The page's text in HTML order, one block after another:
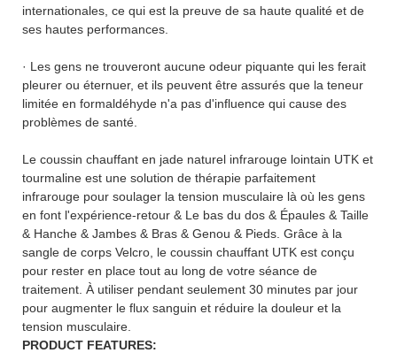
internationales, ce qui est la preuve de sa haute qualité et de
ses hautes performances.
· Les gens ne trouveront aucune odeur piquante qui les ferait
pleurer ou éternuer, et ils peuvent être assurés que la teneur
limitée en formaldéhyde n'a pas d'influence qui cause des
problèmes de santé.
Le coussin chauffant en jade naturel infrarouge lointain UTK et
tourmaline est une solution de thérapie parfaitement
infrarouge pour soulager la tension musculaire là où les gens
en font l'expérience-retour & Le bas du dos & Épaules & Taille
& Hanche & Jambes & Bras & Genou & Pieds. Grâce à la
sangle de corps Velcro, le coussin chauffant UTK est conçu
pour rester en place tout au long de votre séance de
traitement. À utiliser pendant seulement 30 minutes par jour
pour augmenter le flux sanguin et réduire la douleur et la
tension musculaire.
PRODUCT FEATURES: